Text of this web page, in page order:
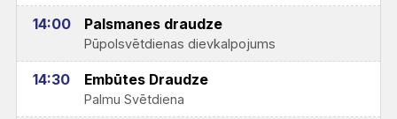
14:00 Palsmanes draudze
Pūpolsvētdienas dievkalpojums
14:30 Embūtes Draudze
Palmu Svētdiena